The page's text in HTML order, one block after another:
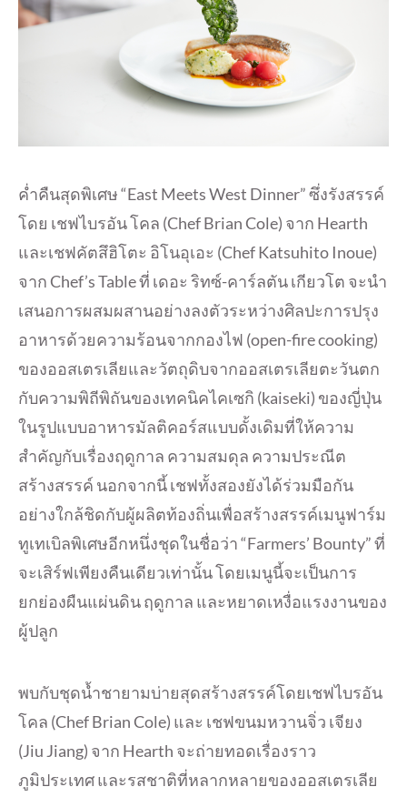
ค่ำคืนสุดพิเศษ “East Meets West Dinner” ซึ่งรังสรรค์
โดย เชฟไบรอัน โคล (Chef Brian Cole) จาก Hearth
และเชฟคัตสึฮิโตะ อิโนอุเอะ (Chef Katsuhito Inoue)
จาก Chef’s Table ที่ เดอะ ริทซ์-คาร์ลตัน เกียวโต จะนำ
เสนอการผสมผสานอย่างลงตัวระหว่างศิลปะการปรุง
อาหารด้วยความร้อนจากกองไฟ (open-fire cooking)
ของออสเตรเลียและวัตถุดิบจากออสเตรเลียตะวันตก
กับความพิถีพิถันของเทคนิคไคเซกิ (kaiseki) ของญี่ปุ่น
ในรูปแบบอาหารมัลติคอร์สแบบดั้งเดิมที่ให้ความ
สำคัญกับเรื่องฤดูกาล ความสมดุล ความประณีต
สร้างสรรค์ นอกจากนี้ เชฟทั้งสองยังได้ร่วมมือกัน
อย่างใกล้ชิดกับผู้ผลิตท้องถิ่นเพื่อสร้างสรรค์เมนูฟาร์ม
ทูเทเบิลพิเศษอีกหนึ่งชุดในชื่อว่า “Farmers’ Bounty” ที่
จะเสิร์ฟเพียงคืนเดียวเท่านั้น โดยเมนูนี้จะเป็นการ
ยกย่องผืนแผ่นดิน ฤดูกาล และหยาดเหงื่อแรงงานของ
ผู้ปลูก
พบกับชุดน้ำชายามบ่ายสุดสร้างสรรค์โดยเชฟไบรอัน
โคล (Chef Brian Cole) และ เชฟขนมหวานจิ่ว เจียง
(Jiu Jiang) จาก Hearth จะถ่ายทอดเรื่องราว
ภูมิประเทศ และรสชาติที่หลากหลายของออสเตรเลีย